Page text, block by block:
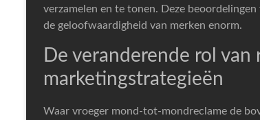
verzamelen en te tonen. Deze
de geloofwaardigheid van merken enorm.
De veranderende rol
marketingstrategieën
Waar vroeger mond-tot-mondreclame de